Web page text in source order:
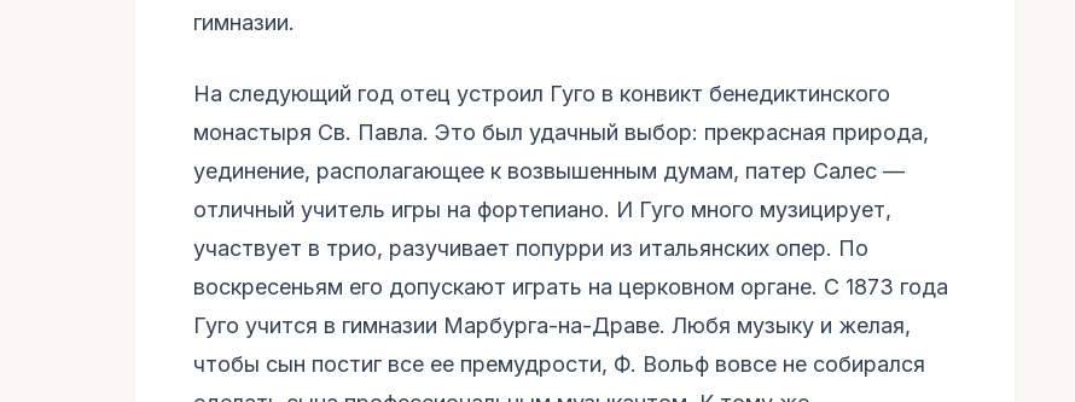
гимназии.
На следующий год отец устроил Гуго в конвикт бенедиктинского
монастыря Св. Павла. Это был удачный выбор: прекрасная природа,
уединение, располагающее к возвышенным думам, патер Салес —
отличный учитель игры на фортепиано. И Гуго много музицирует,
участвует в трио, разучивает попурри из итальянских опер. По
воскресеньям его допускают играть на церковном органе. С 1873 года
Гуго учится в гимназии Марбурга-на-Драве. Любя музыку и желая,
чтобы сын постиг все ее премудрости, Ф. Вольф вовсе не собирался